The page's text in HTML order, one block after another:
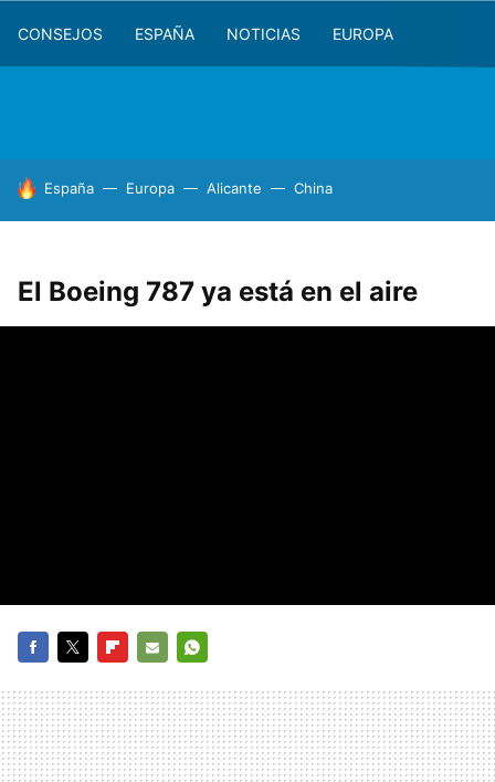
CONSEJOS ESPAÑA NOTICIAS EUROPA
HOY SE HABLA DE
España Europa Alicante China
El Boeing 787 ya está en el aire
MAIL